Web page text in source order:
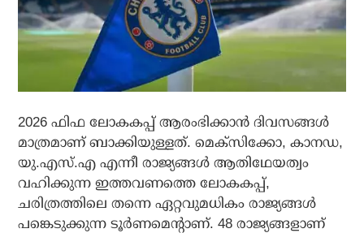
2026 ഫിഫ ലോകകപ്പ് ആരംഭിക്കാന്‍ ദിവസങ്ങള്‍
മാത്രമാണ് ബാക്കിയുള്ളത്. മെക്‌സിക്കോ, കാനഡ,
യു.എസ്.എ എന്നീ രാജ്യങ്ങള്‍ ആതിഥേയത്വം
വഹിക്കുന്ന ഇത്തവണത്തെ ലോകകപ്പ്,
ചരിത്രത്തിലെ തന്നെ ഏറ്റവുമധികം രാജ്യങ്ങള്‍
പങ്കെടുക്കുന്ന ടൂര്‍ണമെന്റാണ്. 48 രാജ്യങ്ങളാണ്